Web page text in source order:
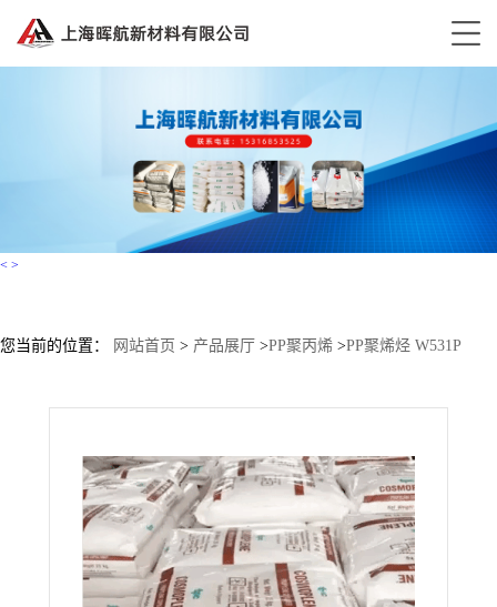
< >
您当前的位置： 网站首页 > 产品展厅 >PP聚丙烯 >PP聚烯烃 W531P